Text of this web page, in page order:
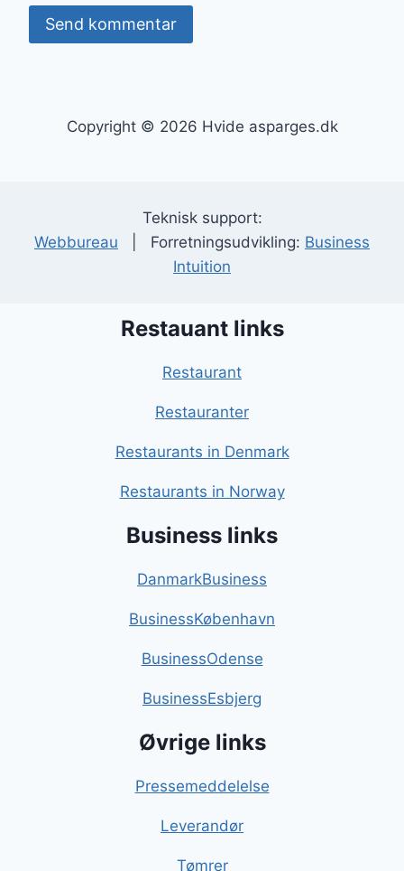
Copyright © 2026 Hvide asparges.dk
Teknisk support:
Webbureau | Forretningsudvikling: Business
Intuition
Restauant links
Restaurant
Restauranter
Restaurants in Denmark
Restaurants in Norway
Business links
DanmarkBusiness
BusinessKøbenhavn
BusinessOdense
BusinessEsbjerg
Øvrige links
Pressemeddelelse
Leverandør
Tømrer